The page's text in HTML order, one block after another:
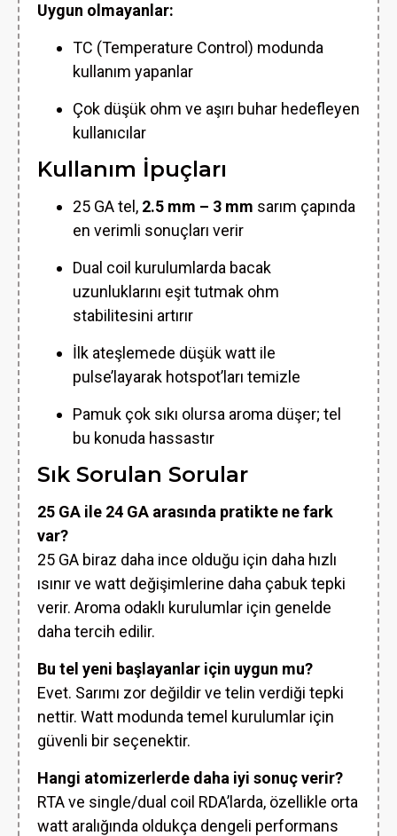
Uygun olmayanlar:
TC (Temperature Control) modunda
kullanım yapanlar
Çok düşük ohm ve aşırı buhar hedefleyen
kullanıcılar
Kullanım İpuçları
25 GA tel, 2.5 mm – 3 mm sarım çapında
en verimli sonuçları verir
Dual coil kurulumlarda bacak
uzunluklarını eşit tutmak ohm
stabilitesini artırır
İlk ateşlemede düşük watt ile
pulse’layarak hotspot’ları temizle
Pamuk çok sıkı olursa aroma düşer; tel
bu konuda hassastır
Sık Sorulan Sorular
25 GA ile 24 GA arasında pratikte ne fark
var?
25 GA biraz daha ince olduğu için daha hızlı
ısınır ve watt değişimlerine daha çabuk tepki
verir. Aroma odaklı kurulumlar için genelde
daha tercih edilir.
Bu tel yeni başlayanlar için uygun mu?
Evet. Sarımı zor değildir ve telin verdiği tepki
nettir. Watt modunda temel kurulumlar için
güvenli bir seçenektir.
Hangi atomizerlerde daha iyi sonuç verir?
RTA ve single/dual coil RDA’larda, özellikle orta
watt aralığında oldukça dengeli performans